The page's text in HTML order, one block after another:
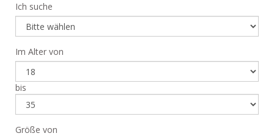
Ich suche
Im Alter von
bis
Größe von